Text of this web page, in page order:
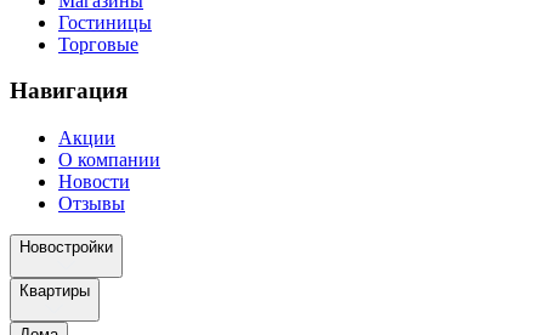
Гостиницы
Торговые
Навигация
Акции
О компании
Новости
Отзывы
Новостройки
Квартиры